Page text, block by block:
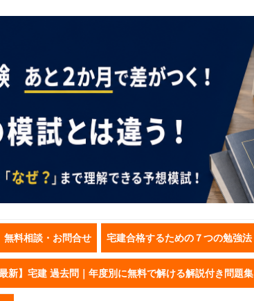
無料相談・お問合せ 宅建合格するための７つの勉強法
最新】宅建 過去問｜年度別に無料で解ける解説付き問題集